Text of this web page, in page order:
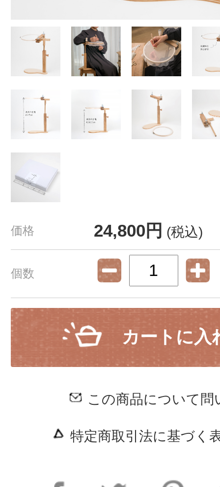
価格 24,800円 (税込)
個数
カートに入
この商品について問
特定商取引法に基づく